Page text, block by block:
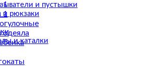
и пустышки
и рюкзаки
и каталки
1
1
одеяла